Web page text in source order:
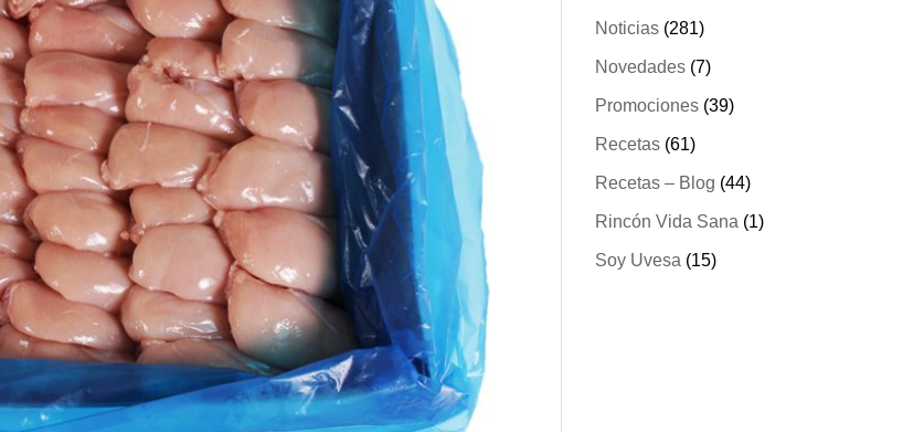
Noticias(281)
Novedades(7)
Promociones(39)
Recetas(61)
Recetas – Blog (44)
Rincón Vida Sana (1)
Soy Uvesa (15)